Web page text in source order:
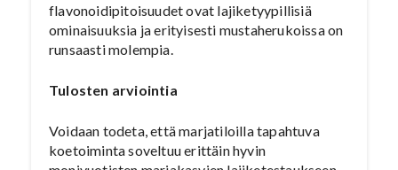
flavonoidipitoisuudet ovat lajiketyypillisiä
ominaisuuksia ja erityisesti mustaherukoissa on
runsaasti molempia.
Tulosten arviointia
Voidaan todeta, että marjatiloilla tapahtuva
koetoiminta soveltuu erittäin hyvin